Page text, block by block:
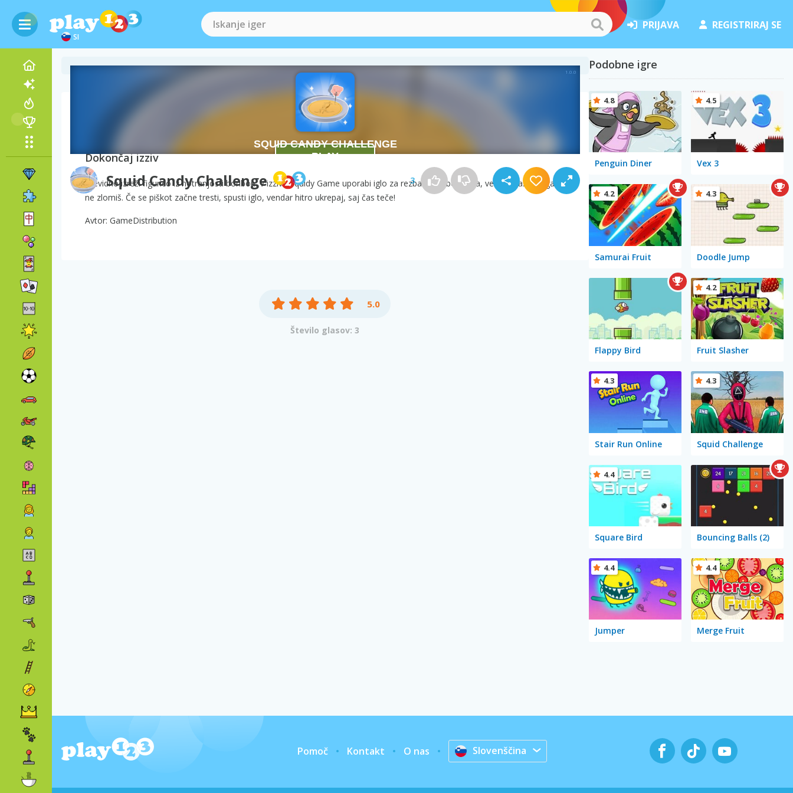
SI
PRIJAVA REGISTRIRAJ SE
Squid Candy Challenge 3
O igri Squid Candy Challenge
Dokončaj izziv
Previdno izreži figurico iz notranjosti bonbon. V izzivu Squidy Game uporabi iglo za rezbarjenje bonbona, vendar pazi, da ga
ne zlomiš. Če se piškot začne tresti, spusti iglo, vendar hitro ukrepaj, saj čas teče!
Avtor: GameDistribution
5.0
Število glasov: 3
Podobne igre
Penguin Diner
4.8
Vex 3
4.5
Samurai Fruit
4.2
Doodle Jump
4.3
Flappy Bird Fruit Slasher
4.2
Stair Run Online
4.3
Squid Challenge
4.3
Square Bird
4.4
Bouncing Balls (2)
Jumper
4.4
Merge Fruit
4.4
Pomoč Kontakt O nas Slovenščina